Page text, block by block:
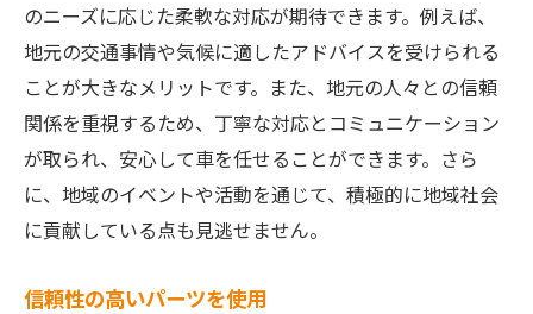
のニーズに応じた柔軟な対応が期待できます。例えば、
地元の交通事情や気候に適したアドバイスを受けられる
ことが大きなメリットです。また、地元の人々との信頼
関係を重視するため、丁寧な対応とコミュニケーション
が取られ、安心して車を任せることができます。さら
に、地域のイベントや活動を通じて、積極的に地域社会
に貢献している点も見逃せません。
信頼性の高いパーツを使用